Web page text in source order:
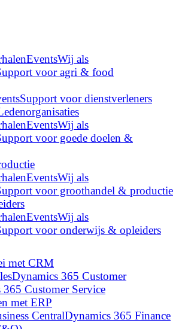
EventsWij als
voor agri & food
Support voor dienstverleners
EventsWij als
voor goede doelen &
EventsWij als
voor groothandel & productie
EventsWij als
voor onderwijs & opleiders
met CRM
Dynamics 365 Customer
Customer Service
met ERP
CentralDynamics 365 Finance